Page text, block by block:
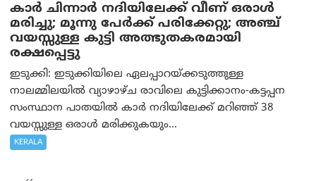
കാര്‍ ചിന്നാര്‍ നദിയിലേക്ക് വീണ് ഒരാള്‍
മരിച്ചു; മൂന്നു പേര്‍ക്ക് പരിക്കേറ്റു; അഞ്ച്
വയസ്സുള്ള കുട്ടി അത്ഭുതകരമായി
രക്ഷപ്പെട്ടു
ഇടുക്കി: ഇടുക്കിയിലെ ഏലപ്പാറയ്ക്കടുത്തുള്ള
നാലമ്മിലയിൽ വ്യാഴാഴ്ച രാവിലെ കുട്ടിക്കാനം-കട്ടപ്പന
സംസ്ഥാന പാതയിൽ കാർ നദിയിലേക്ക് മറിഞ്ഞ് 38
വയസ്സുള്ള ഒരാൾ മരിക്കുകയും...
KERALA